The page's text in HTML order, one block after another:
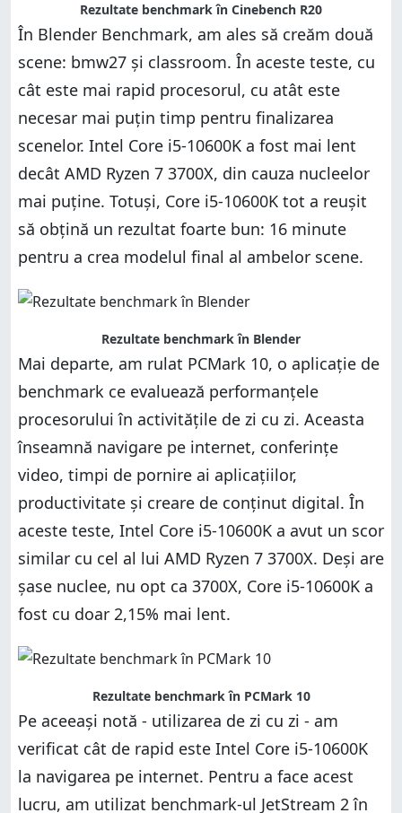
Rezultate benchmark în Cinebench R20
În Blender Benchmark, am ales să creăm două
scene: bmw27 și classroom. În aceste teste, cu
cât este mai rapid procesorul, cu atât este
necesar mai puțin timp pentru finalizarea
scenelor. Intel Core i5-10600K a fost mai lent
decât AMD Ryzen 7 3700X, din cauza nucleelor
mai puține. Totuși, Core i5-10600K tot a reușit
să obțină un rezultat foarte bun: 16 minute
pentru a crea modelul final al ambelor scene.
Rezultate benchmark în Blender
Mai departe, am rulat PCMark 10, o aplicație de
benchmark ce evaluează performanțele
procesorului în activitățile de zi cu zi. Aceasta
înseamnă navigare pe internet, conferințe
video, timpi de pornire ai aplicațiilor,
productivitate și creare de conținut digital. În
aceste teste, Intel Core i5-10600K a avut un scor
similar cu cel al lui AMD Ryzen 7 3700X. Deși are
șase nuclee, nu opt ca 3700X, Core i5-10600K a
fost cu doar 2,15% mai lent.
Rezultate benchmark în PCMark 10
Pe aceeași notă - utilizarea de zi cu zi - am
verificat cât de rapid este Intel Core i5-10600K
la navigarea pe internet. Pentru a face acest
lucru, am utilizat benchmark-ul JetStream 2 în